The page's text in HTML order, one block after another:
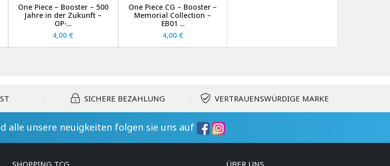
One Piece – Booster – 500
Jahre in der Zukunft –
OP-...
4,00 €
One Piece CG – Booster –
Memorial Collection –
EB01 ...
4,00 €
SICHERE BEZAHLUNG VERTRAUENSWÜRDIGE MARKE
alle unsere neuigkeiten folgen sie uns auf
SHOPPING TCG ÜBER UNS